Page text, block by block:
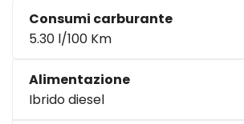
Consumi carburante
5.30 l/100 Km
Alimentazione
Ibrido diesel